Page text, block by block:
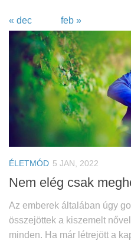
« dec feb »
ÉLETMÓD 5 JAN, 2022
Nem elég csak
Az emberek általában úgy
összejöttek a kiszemelt
minden. Ha már létrejött a